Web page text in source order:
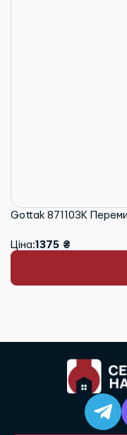
Gottak 871103K
Ціна:1375 ₴